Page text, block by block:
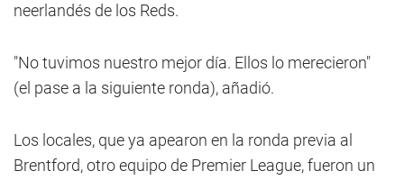
neerlandés de los Reds.
"No tuvimos nuestro mejor día. Ellos lo merecieron"
(el pase a la siguiente ronda), añadió.
Los locales, que ya apearon en la ronda previa al
Brentford, otro equipo de Premier League, fueron un